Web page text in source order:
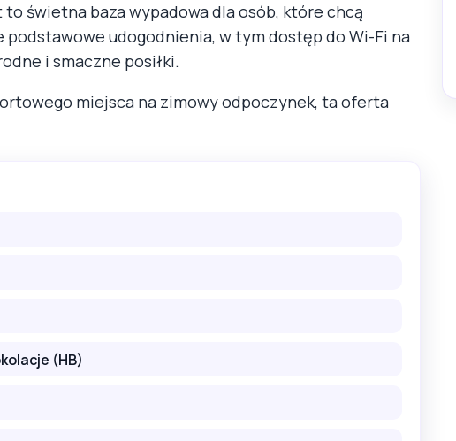
świetna baza wypadowa dla osób, które chcą
udogodnienia, w tym dostęp do Wi-Fi na
i smaczne posiłki.
miejsca na zimowy odpoczynek, ta oferta
(HB)